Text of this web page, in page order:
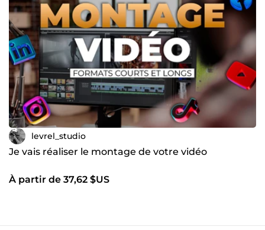
levrel_studio
Je vais réaliser le montage de votre vidéo
À partir de 37,62 $US